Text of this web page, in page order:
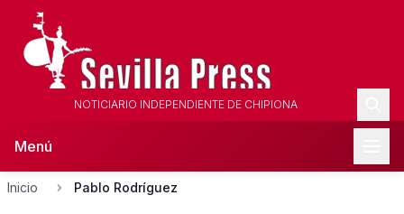
NOTICIARIO INDEPENDIENTE DE CHIPIONA
Menú
Inicio Pablo Rodríguez